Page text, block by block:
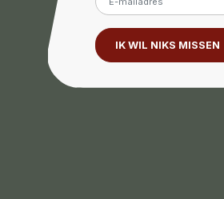
IK WIL NIKS MISSEN